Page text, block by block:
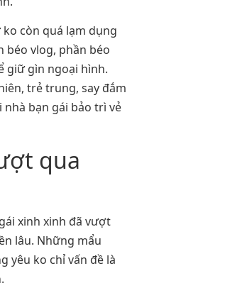
còn quá lạm dụng
vlog, phần béo
giữ gìn ngoại hình.
trẻ trung, say đắm
bạn gái bảo trì vẻ
qua
xinh xinh đã vượt
lâu. Những mẩu
yêu ko chỉ vấn đề là